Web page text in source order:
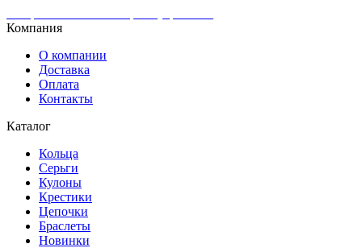
Компания
О компании
Доставка
Оплата
Контакты
Каталог
Кольца
Серьги
Кулоны
Крестики
Цепочки
Браслеты
Новинки